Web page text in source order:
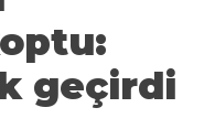
geçirdi